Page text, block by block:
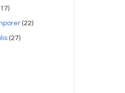
(22)
(27)